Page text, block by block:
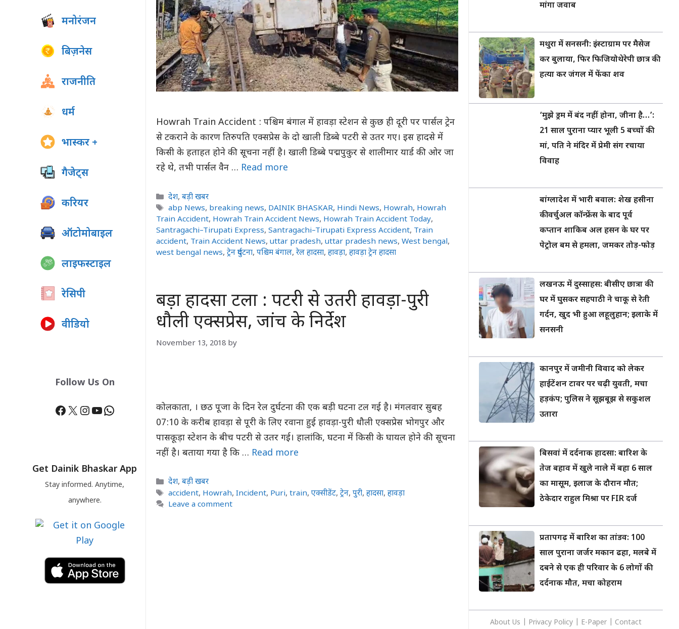
Howrah Train Accident : पश्चिम बंगाल में हावड़ा स्टेशन से कुछ ही दूरी पर पार्सल ट्रेन
से टकराने के कारण तिरुपति एक्सप्रेस के दो खाली डिब्बे पटरी से उतर गए। इस हादसे में
किसी के हताहत होने की सूचना नहीं है। खाली डिब्बे पद्मपुकुर से शालीमार यार्ड की ओर जा
रहे थे, तभी पार्सल वैन … Read more
Categories
देश,बड़ी खबर
Tags
abp News, breaking news, DAINIK BHASKAR, Hindi News, Howrah, Howrah
Train Accident, Howrah Train Accident News, Howrah Train Accident Today,
Santragachi–Tirupati Express, Santragachi–Tirupati Express Accident, Train
accident, Train Accident News, uttar pradesh, uttar pradesh news, West bengal,
west bengal news, ट्रेन दुर्घटना, पश्चिम बंगाल, रेल हादसा, हावड़ा, हावड़ा ट्रेन हादसा
बड़ा हादसा टला : पटरी से उतरी हावड़ा-पुरी
धौली एक्सप्रेस, जांच के निर्देश
November 13, 2018 by
कोलकाता, । छठ पूजा के दिन रेल दुर्घटना की एक बड़ी घटना टल गई है। मंगलवार सुबह
07:10 के करीब हावड़ा से पूरी के लिए रवाना हुई हावड़ा-पुरी धौली एक्सप्रेस भोगपुर और
पासकूड़ा स्टेशन के बीच पटरी से उतर गई। हालांकि, घटना में किसी के घायल होने की सूचना
नहीं है। बताया गया है कि … Read more
Categories
देश,बड़ी खबर
Tags
accident, Howrah,Incident, Puri,train,एक्सीडेंट,ट्रेन,पुरी,हादसा,हावड़ा
Leave a comment
मनोरंजन
बिज़नेस
राजनीति
धर्म
भास्कर +
गैजेट्स
करियर
ऑटोमोबाइल
लाइफस्टाइल
रेसिपी
वीडियो
Follow Us On
Facebook
X Instagram
YouTube
WhatsApp
Get Dainik Bhaskar App
Stay informed. Anytime,
anywhere.
मांगा जवाब
मथुरा में सनसनी: इंस्टाग्राम पर मैसेज
कर बुलाया, फिर फिजियोथेरेपी छात्र की
हत्या कर जंगल में फेंका शव
‘मुझे ड्रम में बंद नहीं होना, जीना है…’:
21 साल पुराना प्यार भूली 5 बच्चों की
मां, पति ने मंदिर में प्रेमी संग रचाया
विवाह
बांग्लादेश में भारी बवाल: शेख हसीना
की वर्चुअल कॉन्फ्रेंस के बाद पूर्व
कप्तान शाकिब अल हसन के घर पर
पेट्रोल बम से हमला, जमकर तोड़-फोड़
लखनऊ में दुस्साहस: बीसीए छात्रा की
घर में घुसकर सहपाठी ने चाकू से रेती
गर्दन, खुद भी हुआ लहूलुहान; इलाके में
सनसनी
कानपुर में जमीनी विवाद को लेकर
हाईटेंशन टावर पर चढ़ी युवती, मचा
हड़कंप; पुलिस ने सूझबूझ से सकुशल
उतारा
बिसवां में दर्दनाक हादसा: बारिश के
तेज बहाव में खुले नाले में बहा 6 साल
का मासूम, इलाज के दौरान मौत;
ठेकेदार राहुल मिश्रा पर FIR दर्ज
प्रतापगढ़ में बारिश का तांडव: 100
साल पुराना जर्जर मकान ढहा, मलबे में
दबने से एक ही परिवार के 6 लोगों की
दर्दनाक मौत, मचा कोहराम
About Us Privacy Policy E-Paper Contact